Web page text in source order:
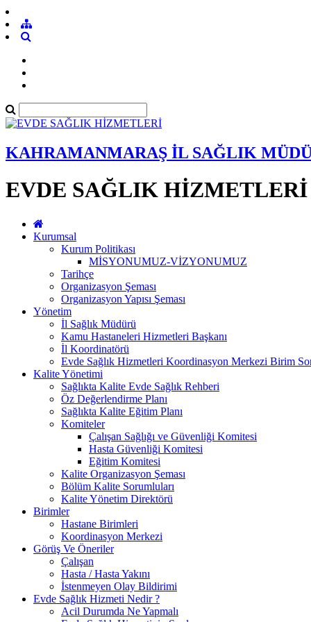
KAHRAMANMARAŞ İL SAĞLIK
EVDE SAĞLIK HİZMETLERİ
Kurumsal
Kurum Politikası
MİSYONUMUZ-VİZYONUMUZ
Tarihçe
Organizasyon Şeması
Organizasyon Yapısı Şeması
Yönetim
İl Sağlık Müdürü
Kamu Hastaneleri Hizmetleri Başkanı
İl Koordinatörü
Evde Sağlık Hizmetleri Koordinasyon Merkezi Birim
Kalite Yönetimi
Sağlıkta Kalite Evde Sağlık Rehberi
Öz Değerlendirme Planı
Sağlıkta Kalite Eğitim Planı
Komiteler
Çalışan Sağlığı ve Güvenliği Komitesi
Hasta Güvenliği Komitesi
Eğitim Komitesi
Kalite Organizasyon Şeması
Bölüm Kalite Sorumluları
Kalite Yönetim Direktörü
Birimler
Hastane Birimleri
Koordinasyon Merkezi
Görüş Ve Öneriler
Çalışan
Hasta / Hasta Yakını
İstenmeyen Olay Bildirimi
Evde Sağlık Hizmeti Nedir ?
Acil Durumda Ne Yapmalı